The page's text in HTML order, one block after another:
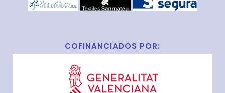
COFINANCIADOS POR: